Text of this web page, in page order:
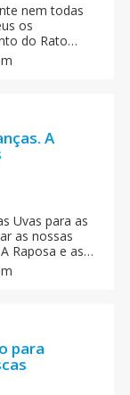
nem todas
os
do Rato
e
A
Uvas para as
as nossas
Raposa e as
pode ser
quando
para